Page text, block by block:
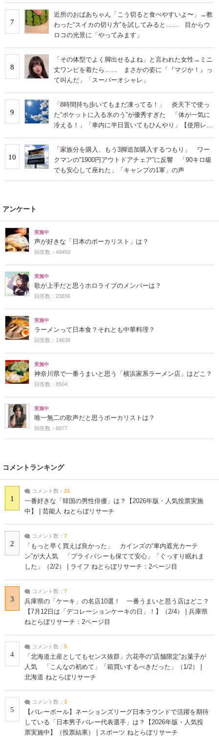
7
近所のおばあちゃん「こう切ると食べやすいよ〜」→教
わった“スイカの切り方”を試してみると…… 目からウ
ロコの光景に「やってみます」
8
「その体型でよく脚出せるよね」と言われた女性→ミニ
丈ワンピを着たら…… まさかの姿に「『マジか！』っ
て叫んだ」「スーパーオシャレ」
9
「8時間持ち歩いてもまだ凍ってる！」 炎天下で使っ
た“ポケットに入る氷のう”が優秀すぎた 「体が一気に
冷える！」「車内に半日置いてもひんやり」【使用レビ
10
「家族分を購入、もう3脚追加購入するつもり」 ワー
クマンの“1900円アウトドアチェア”に反響 「90キロ級
でも安心して座れた」「キャンプの1軍」の声
アンケート
実施中
声が好きな「日本のボーカリスト」は？
回答数：49450
実施中
歌が上手だと思うホロライブのメンバーは？
回答数：23836
実施中
ラーメンって日本食？それとも中華料理？
回答数：19638
実施中
神奈川県で一番うまいと思う「横浜家系ラーメン店」はどこ？
回答数：8504
実施中
唯一無二の歌声だと思うボーカリストは？
回答数：8077
コメントランキング
1
コメント数： 21
一番好きな「韓国の男性俳優」は？【2026年版・人気投票実施
中】 | 芸能人 ねとらぼリサーチ
2
コメント数： 7
「もっと早く買えば良かった」 カインズの“車内遮光カーテ
ン”が大人気 「プライバシーも保てて安心」「ぐっすり眠れま
した」（2/2） | ライフ ねとらぼリサーチ：2ページ目
3
コメント数： 7
兵庫県の「ケーキ」の名店10選！ 一番うまいと思う店はどこ？
【7月12日は「デコレーションケーキの日」！】（2/4） | 兵庫県
ねとらぼリサーチ：2ページ目
4
コメント数： 5
「北海道土産としてもセンス抜群」六花亭の“店舗限定”お菓子が
人気 「こんなの初めて」「箱買いするべきだった」（1/2） |
北海道 ねとらぼリサーチ
5
コメント数： 3
【バレーボール】ネーションズリーグ日本ラウンドで活躍を期待
している「日本男子バレー代表選手」は？【2026年版・人気投
票実施中】（投票結果） | スポーツ ねとらぼリサーチ